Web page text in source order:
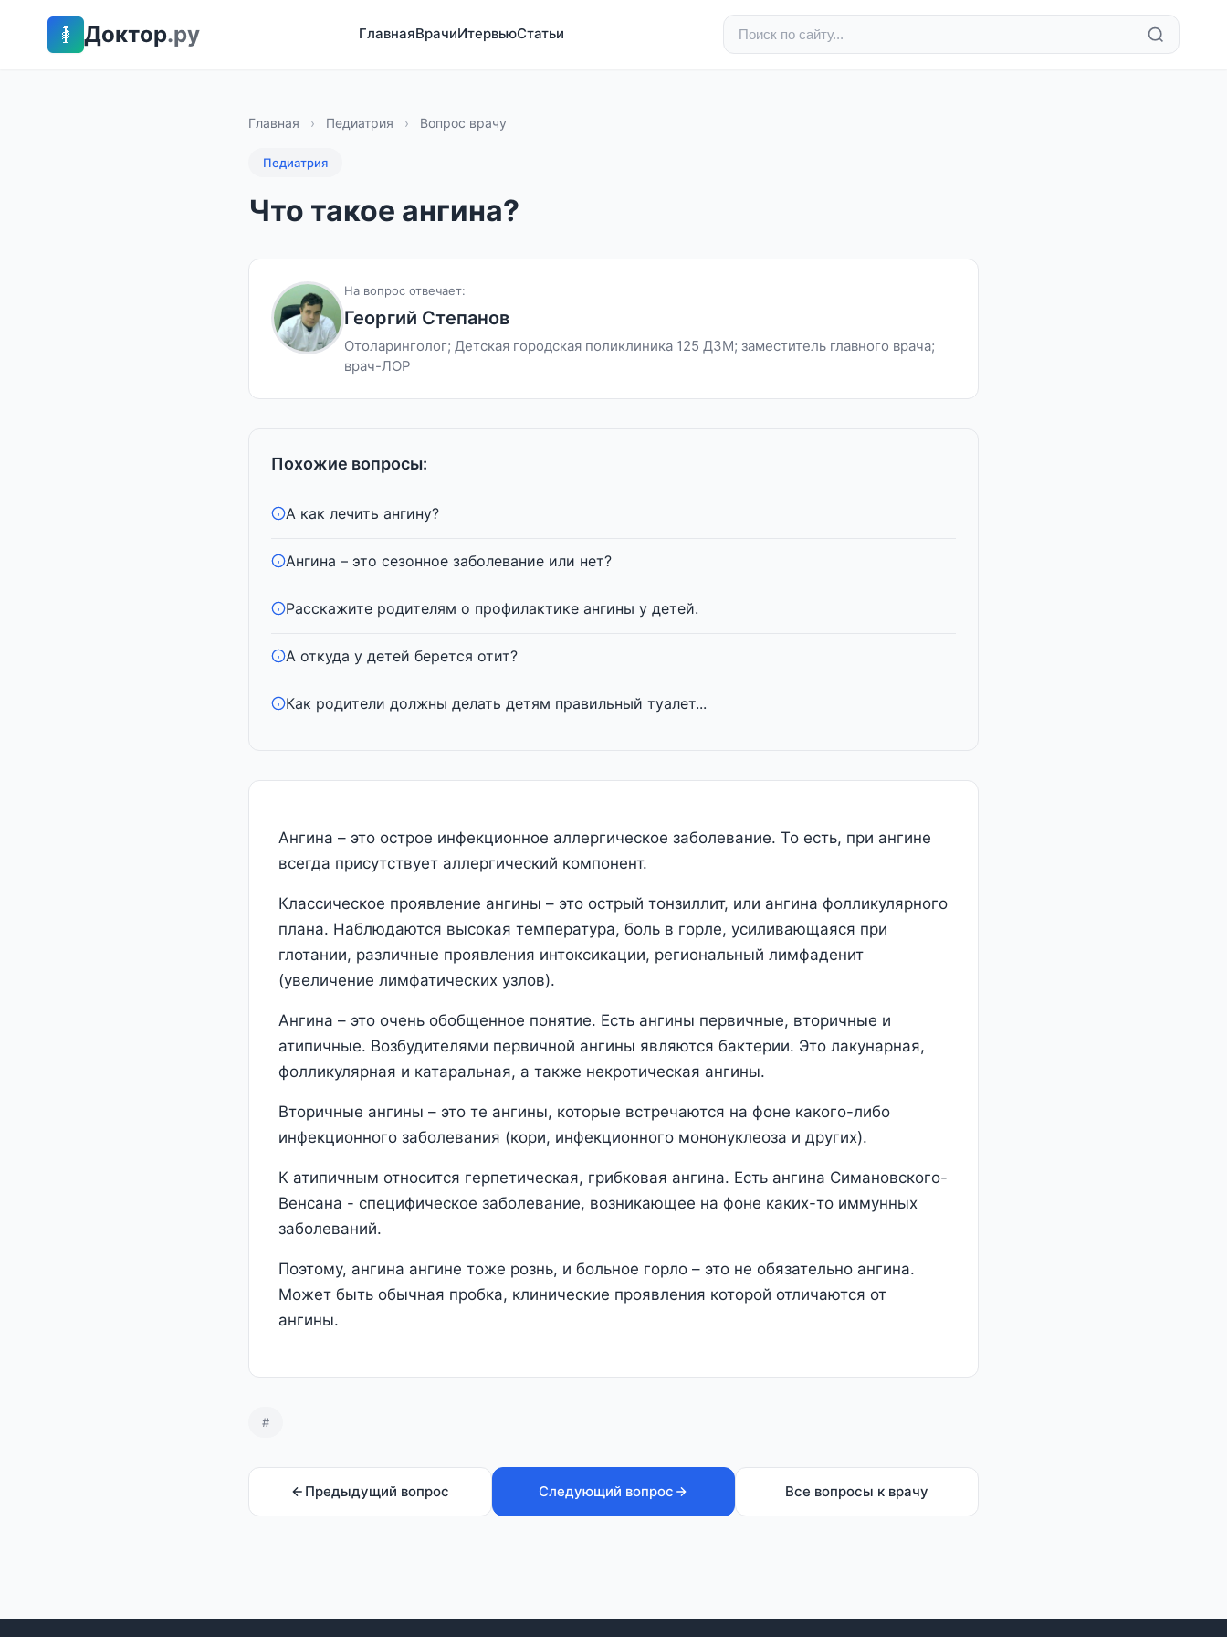
Доктор.ру ГлавнаяВрачиИтервьюСтатьи
Главная › Педиатрия › Вопрос врачу
Педиатрия
Что такое ангина?
На вопрос отвечает:
Георгий Степанов
Отоларинголог; Детская городская поликлиника 125 ДЗМ; заместитель главного врача;
врач-ЛОР
Похожие вопросы:
А как лечить ангину?
Ангина – это сезонное заболевание или нет?
Расскажите родителям о профилактике ангины у детей.
А откуда у детей берется отит?
Как родители должны делать детям правильный туалет...
Ангина – это острое инфекционное аллергическое заболевание. То есть, при ангине
всегда присутствует аллергический компонент.
Классическое проявление ангины – это острый тонзиллит, или ангина фолликулярного
плана. Наблюдаются высокая температура, боль в горле, усиливающаяся при
глотании, различные проявления интоксикации, региональный лимфаденит
(увеличение лимфатических узлов).
Ангина – это очень обобщенное понятие. Есть ангины первичные, вторичные и
атипичные. Возбудителями первичной ангины являются бактерии. Это лакунарная,
фолликулярная и катаральная, а также некротическая ангины.
Вторичные ангины – это те ангины, которые встречаются на фоне какого-либо
инфекционного заболевания (кори, инфекционного мононуклеоза и других).
К атипичным относится герпетическая, грибковая ангина. Есть ангина Симановского-
Венсана - специфическое заболевание, возникающее на фоне каких-то иммунных
заболеваний.
Поэтому, ангина ангине тоже рознь, и больное горло – это не обязательно ангина.
Может быть обычная пробка, клинические проявления которой отличаются от
ангины.
#
Предыдущий вопрос Следующий вопрос Все вопросы к врачу